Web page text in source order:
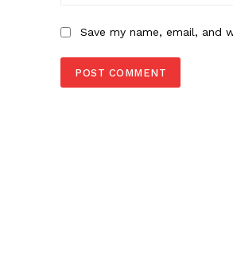
Save my name, email, and